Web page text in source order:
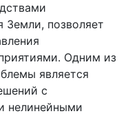
Земли, позволяет
Одним из
является
с
нелинейными